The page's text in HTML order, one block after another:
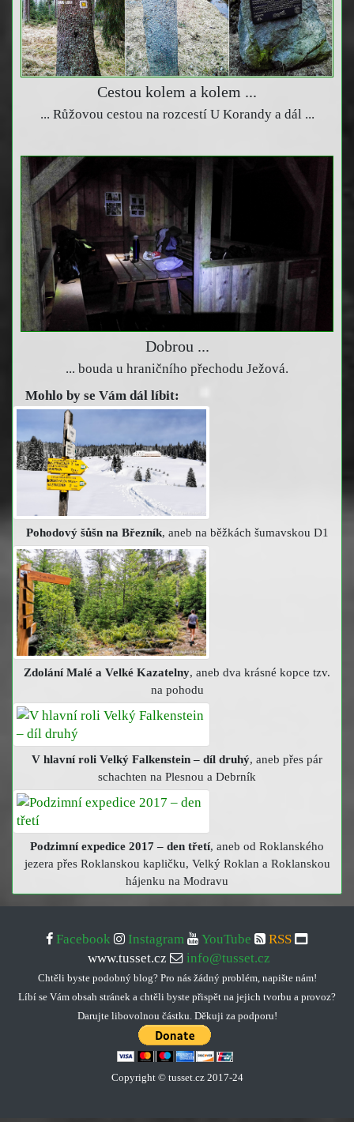
Cestou kolem a kolem ...
... Růžovou cestou na rozcestí U Korandy a dál ...
Dobrou ...
... bouda u hraničního přechodu Ježová.
Mohlo by se Vám dál líbit:
Pohodový šůšn na Březník, aneb na běžkách šumavskou D1
Zdolání Malé a Velké Kazatelny, aneb dva krásné kopce tzv.
na pohodu
V hlavní roli Velký Falkenstein – díl druhý, aneb přes pár
schachten na Plesnou a Debrník
Podzimní expedice 2017 – den třetí, aneb od Roklanského
jezera přes Roklanskou kapličku, Velký Roklan a Roklanskou
hájenku na Modravu
Facebook Instagram YouTube
RSS
www.tusset.cz
info@tusset.cz
Chtěli byste podobný blog? Pro nás žádný problém, napište nám!
Líbí se Vám obsah stránek a chtěli byste přispět na jejich tvorbu a provoz?
Darujte libovolnou částku. Děkuji za podporu!
Copyright © tusset. cz 2017-24